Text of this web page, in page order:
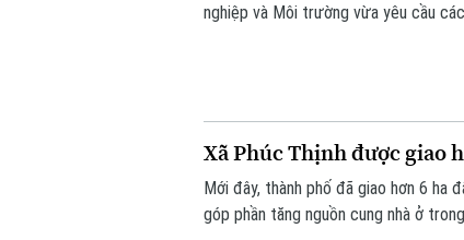
nghiệp và Môi trường vừa yêu cầu
Xã Phúc Thịnh được giao
Mới đây, thành phố đã giao hơn 6 ha
góp phần tăng nguồn cung nhà ở